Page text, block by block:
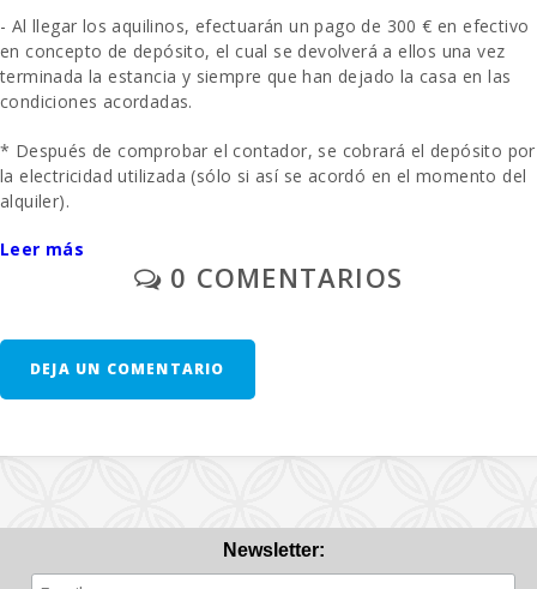
Distancia al aeropuerto (кm): 59.3
Zona de barbacoa: 1
Ducha exterior:
Cocina : 1
Comedor:
Sala de estar:
Cuna de bebe:
1
- Al llegar los aquilinos, efectuarán un pago de 300 € en efectivo
en concepto de depósito, el cual se devolverá a ellos una vez
terminada la estancia y siempre que han dejado la casa en las
condiciones acordadas.
* Después de comprobar el contador, se cobrará el depósito por
la electricidad utilizada (sólo si así se acordó en el momento del
alquiler).
- La limpieza final se paga por separado
A solicitud previa: una cuna y una silla alta se proporcionan de
forma gratuita.
Leer más
0 COMENTARIOS
DEJA UN COMENTARIO
Newsletter: